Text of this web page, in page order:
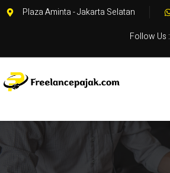
Plaza Aminta - Jakarta Selatan
Follow Us :